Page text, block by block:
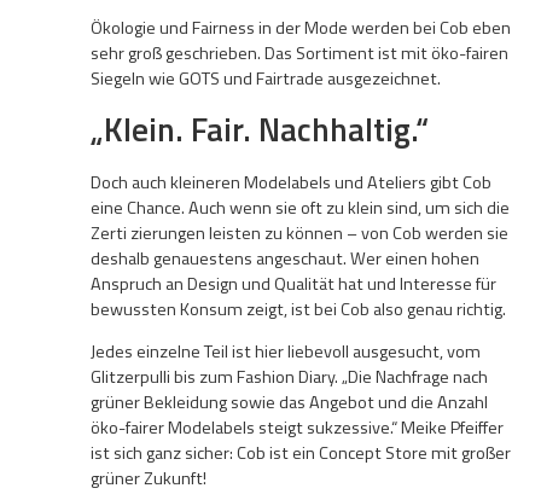
Ökologie und Fairness in der Mode werden bei Cob eben
sehr groß geschrieben. Das Sortiment ist mit öko-fairen
Siegeln wie GOTS und Fairtrade ausgezeichnet.
„Klein. Fair. Nachhaltig.“
Doch auch kleineren Modelabels und Ateliers gibt Cob
eine Chance. Auch wenn sie oft zu klein sind, um sich die
Zerti zierungen leisten zu können – von Cob werden sie
deshalb genauestens angeschaut. Wer einen hohen
Anspruch an Design und Qualität hat und Interesse für
bewussten Konsum zeigt, ist bei Cob also genau richtig.
Jedes einzelne Teil ist hier liebevoll ausgesucht, vom
Glitzerpulli bis zum Fashion Diary. „Die Nachfrage nach
grüner Bekleidung sowie das Angebot und die Anzahl
öko-fairer Modelabels steigt sukzessive.“ Meike Pfeiffer
ist sich ganz sicher: Cob ist ein Concept Store mit großer
grüner Zukunft!